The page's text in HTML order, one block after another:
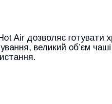
Air дозволяє готувати
великий об’єм